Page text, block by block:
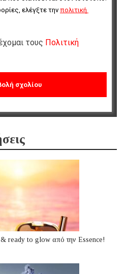
ελέγξτε την πολιτική
τους Πολιτική
ready to glow από την Essence!